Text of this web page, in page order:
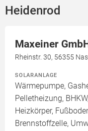
Heidenrod
Maxeiner
Rheinstr. 30, 56355
SOLARANLAGE
Wärmepumpe,
Pelletheizung,
Heizkörper,
Brennstoffzelle,